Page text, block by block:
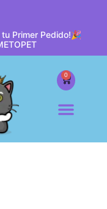
tu Primer Pedido!🎉
0